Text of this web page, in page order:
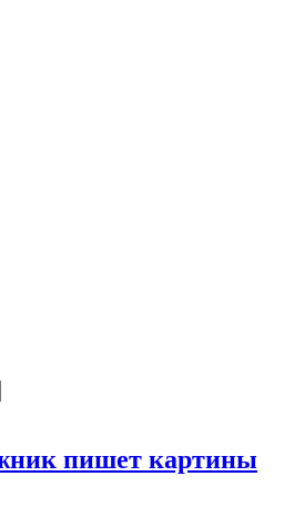
пишет картины